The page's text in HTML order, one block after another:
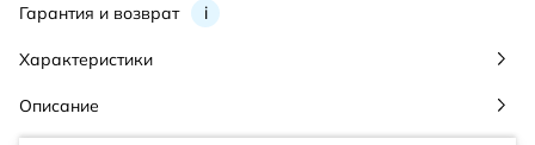
Гарантия и возврат i
Характеристики
Описание